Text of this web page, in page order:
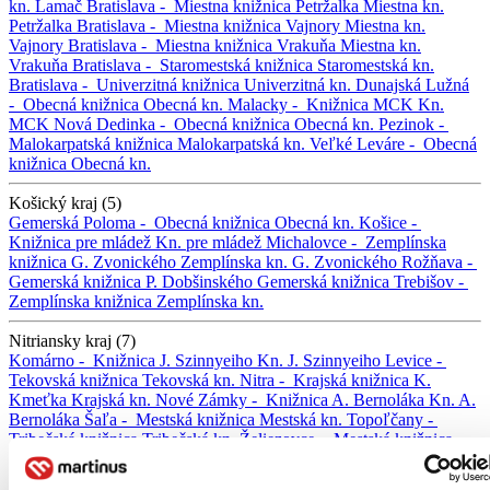
kn. Lamač Bratislava - Miestna knižnica Petržalka Miestna kn.
Petržalka Bratislava - Miestna knižnica Vajnory Miestna kn.
Vajnory Bratislava - Miestna knižnica Vrakuňa Miestna kn.
Vrakuňa Bratislava - Staromestská knižnica Staromestská kn.
Bratislava - Univerzitná knižnica Univerzitná kn. Dunajská Lužná
- Obecná knižnica Obecná kn. Malacky - Knižnica MCK Kn.
MCK Nová Dedinka - Obecná knižnica Obecná kn. Pezinok -
Malokarpatská knižnica Malokarpatská kn. Veľké Leváre - Obecná
knižnica Obecná kn.
Košický kraj (5)
Gemerská Poloma - Obecná knižnica Obecná kn. Košice -
Knižnica pre mládež Kn. pre mládež Michalovce - Zemplínska
knižnica G. Zvonického Zemplínska kn. G. Zvonického Rožňava -
Gemerská knižnica P. Dobšinského Gemerská knižnica Trebišov -
Zemplínska knižnica Zemplínska kn.
Nitriansky kraj (7)
Komárno - Knižnica J. Szinnyeiho Kn. J. Szinnyeiho Levice -
Tekovská knižnica Tekovská kn. Nitra - Krajská knižnica K.
Kmeťka Krajská kn. Nové Zámky - Knižnica A. Bernoláka Kn. A.
Bernoláka Šaľa - Mestská knižnica Mestská kn. Topoľčany -
Tribečská knižnica Tribečská kn. Želiezovce - Mestská knižnica
Mestská kn.